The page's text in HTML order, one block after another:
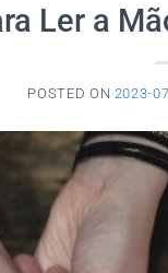
Ler a
POSTED ON 2023-